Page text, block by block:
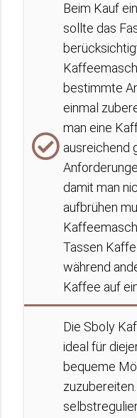
Beim Kauf
sollte das
bestimmte
einmal
man eine
ausreichend
damit man
aufbrühen
Tassen
während
Kaffee auf
Die Sboly
ideal für
bequeme